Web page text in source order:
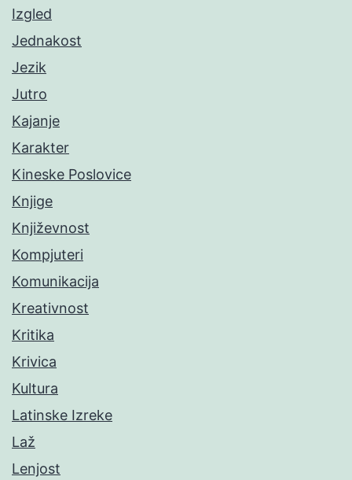
Izgled
Jednakost
Jezik
Jutro
Kajanje
Karakter
Kineske Poslovice
Knjige
Književnost
Kompjuteri
Komunikacija
Kreativnost
Kritika
Krivica
Kultura
Latinske Izreke
Laž
Lenjost